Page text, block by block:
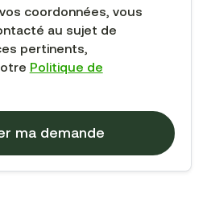
coordonnées, vous
au sujet de
pertinents,
Politique de